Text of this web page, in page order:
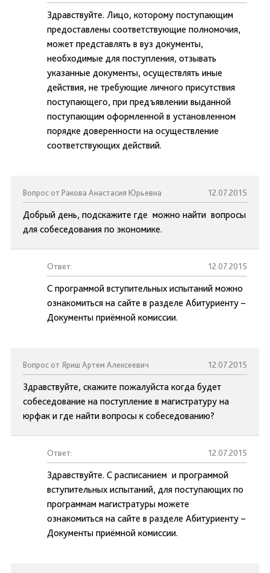
Здравствуйте. Лицо, которому поступающим
предоставлены соответствующие полномочия,
может представлять в вуз документы,
необходимые для поступления, отзывать
указанные документы, осуществлять иные
действия, не требующие личного присутствия
поступающего, при предъявлении выданной
поступающим оформленной в установленном
порядке доверенности на осуществление
соответствующих действий.
Вопрос от Ракова Анастасия Юрьевна 12.07.2015
Добрый день, подскажите где можно найти вопросы
для собеседования по экономике.
Ответ: 12.07.2015
С программой вступительных испытаний можно
ознакомиться на сайте в разделе Абитуриенту –
Документы приёмной комиссии.
Вопрос от Яриш Артем Алексеевич 12.07.2015
Здравствуйте, скажите пожалуйста когда будет
собеседование на поступление в магистратуру на
юрфак и где найти вопросы к собеседованию?
Ответ: 12.07.2015
Здравствуйте. С расписанием и программой
вступительных испытаний, для поступающих по
программам магистратуры можете
ознакомиться на сайте в разделе Абитуриенту –
Документы приёмной комиссии.